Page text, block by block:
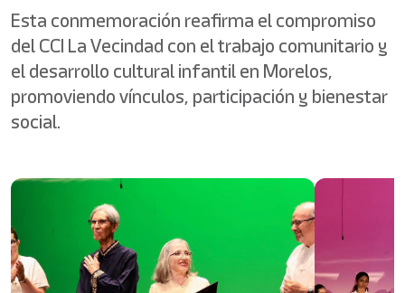
Esta conmemoración reafirma el compromiso
del CCI La Vecindad con el trabajo comunitario y
el desarrollo cultural infantil en Morelos,
promoviendo vínculos, participación y bienestar
social.